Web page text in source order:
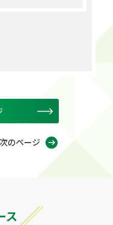
次のページ
ス